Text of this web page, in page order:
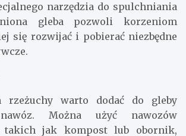
narzędzia do spulchniania
gleba pozwoli korzeniom
się rozwijać i pobierać niezbędne
rzeżuchy warto dodać do gleby
Można użyć nawozów
takich jak kompost lub obornik,